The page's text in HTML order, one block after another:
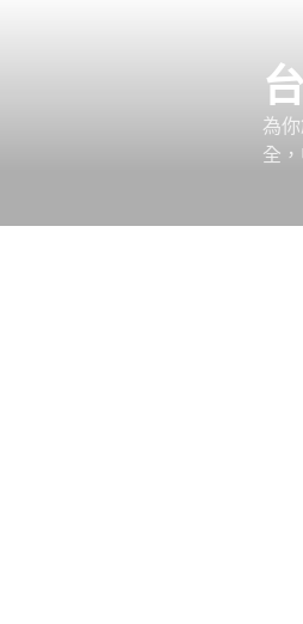
為
全